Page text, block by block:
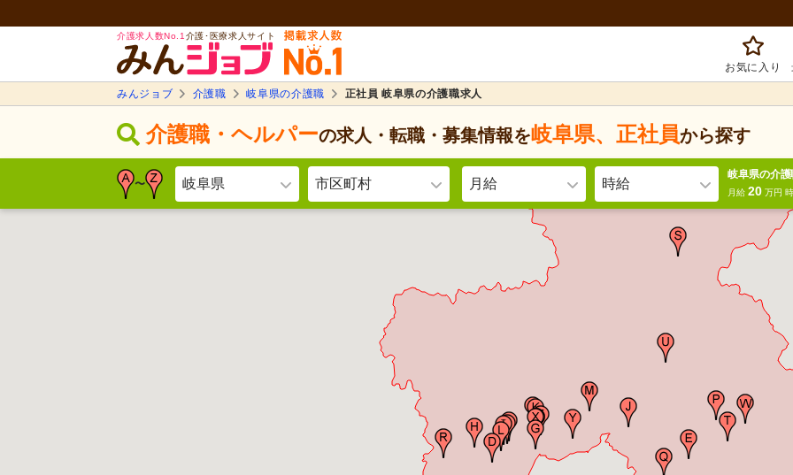
介護求人数No.1 介護･医療求人サイト
お気に入り
みんジョブ 介護職 岐阜県の介護職 正社員 岐阜県の介護職求人
介護職・ヘルパーの求人・転職・募集情報を岐阜県、 正社員から探す
〜 岐阜県 市区町村 月給 時給
岐阜県の介
月給 20万円